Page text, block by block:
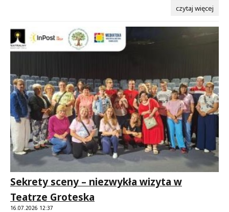
czytaj więcej
Sekrety sceny – niezwykła wizyta w
Teatrze Groteska
16.07.2026 12:37